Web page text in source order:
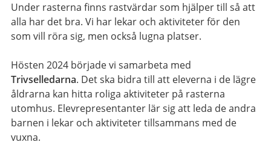
Under rasterna finns rastvärdar som hjälper till så att
alla har det bra. Vi har lekar och aktiviteter för den
som vill röra sig, men också lugna platser.
Hösten 2024 började vi samarbeta med
Trivselledarna. Det ska bidra till att eleverna i de lägre
åldrarna kan hitta roliga aktiviteter på rasterna
utomhus. Elevrepresentanter lär sig att leda de andra
barnen i lekar och aktiviteter tillsammans med de
vuxna.